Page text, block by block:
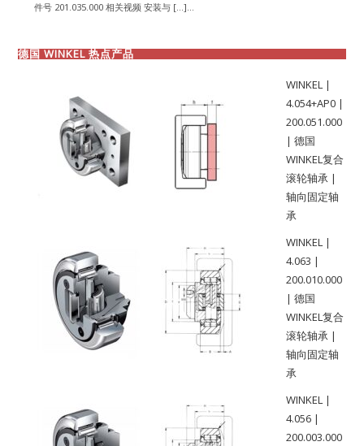
件号 201.035.000 相关视频 安装与 […]...
德国 WINKEL 热点产品
WINKEL |
4.054+AP0 |
200.051.000
| 德国
WINKEL复合
滚轮轴承 |
轴向固定轴
承
WINKEL |
4.063 |
200.010.000
| 德国
WINKEL复合
滚轮轴承 |
轴向固定轴
承
WINKEL |
4.056 |
200.003.000